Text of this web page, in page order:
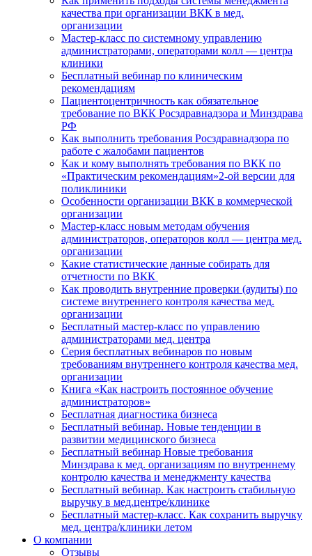
качества при организации ВКК в мед.
организации
Мастер-класс по системному управлению
администраторами, операторами колл — центра
клиники
Бесплатный вебинар по клиническим
рекомендациям
Пациентоцентричность как обязательное
требование по ВКК Росздравнадзора и Минздрава
РФ
Как выполнить требования Росздравнадзора по
работе с жалобами пациентов
Как и кому выполнять требования по ВКК по
«Практическим рекомендациям»2-ой версии для
поликлиники
Особенности организации ВКК в коммерческой
организации
Мастер-класс новым методам обучения
администраторов, операторов колл — центра мед.
организации
Какие статистические данные собирать для
отчетности по ВКК
Как проводить внутренние проверки (аудиты) по
системе внутреннего контроля качества мед.
организации
Бесплатный мастер-класс по управлению
администраторами мед. центра
Серия бесплатных вебинаров по новым
требованиям внутреннего контроля качества мед.
организации
Книга «Как настроить постоянное обучение
администраторов»
Бесплатная диагностика бизнеса
Бесплатный вебинар. Новые тенденции в
развитии медицинского бизнеса
Бесплатный вебинар Новые требования
Минздрава к мед. организациям по внутреннему
контролю качества и менеджменту качества
Бесплатный вебинар. Как настроить стабильную
выручку в мед.центре/клинике
Бесплатный мастер-класс. Как сохранить выручку
мед. центра/клиники летом
О компании
Отзывы